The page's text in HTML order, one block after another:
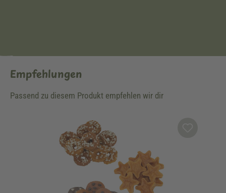
Empfehlungen
Passend zu diesem Produkt empfehlen wir dir